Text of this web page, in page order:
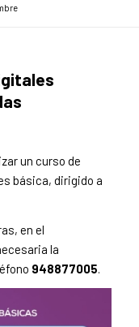
un curso de
básica, dirigido a
en el
la
948877005